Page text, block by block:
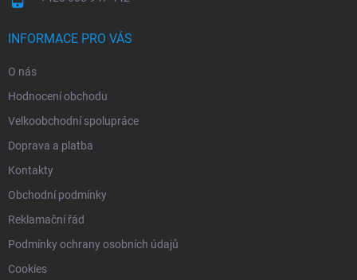
INFORMACE PRO VÁS
O nás
Hodnocení obchodu
Velkoobchodní spolupráce
Doprava a platba
Kontakty
Obchodní podmínky
Reklamační řád
Podmínky ochrany osobních údajů
Cookies